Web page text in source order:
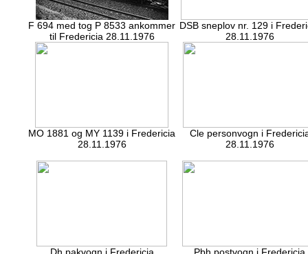
F 694 med tog P 8533 ankommer
til Fredericia 28.11.1976
DSB sneplov nr. 129 i
28.11.1976
MO 1881 og MY 1139 i Fredericia
28.11.1976
Cle personvogn i
28.11.1976